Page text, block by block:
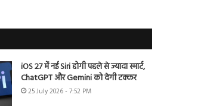
iOS 27 में नई Siri होगी पहले से ज्यादा स्मार्ट,
ChatGPT और Gemini को देगी टक्कर
25 July 2026 - 7:52 PM